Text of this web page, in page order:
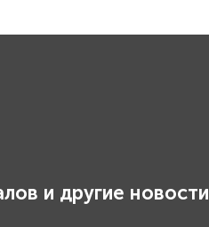
и другие новости